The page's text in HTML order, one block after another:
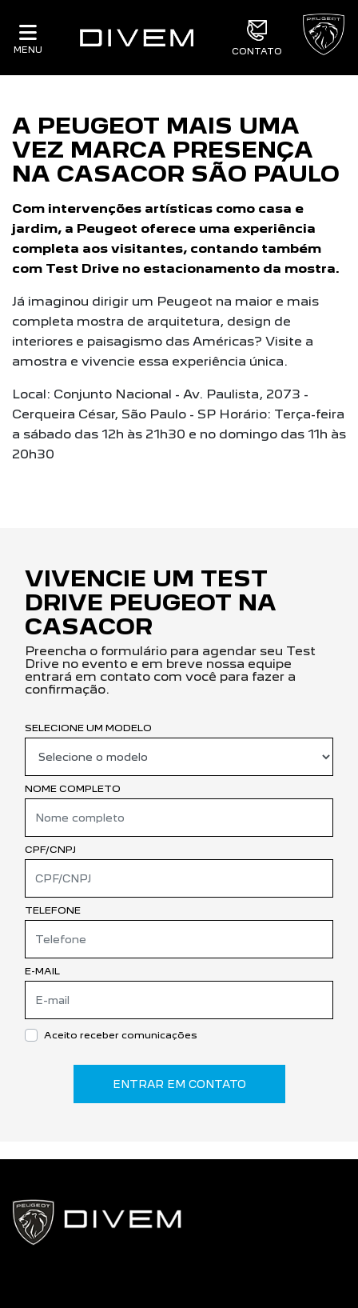
MENU CONTATO
A PEUGEOT MAIS UMA
VEZ MARCA PRESENÇA
NA CASACOR SÃO PAULO
Com intervenções artísticas como casa e
jardim, a Peugeot oferece uma experiência
completa aos visitantes, contando também
com Test Drive no estacionamento da mostra.
Já imaginou dirigir um Peugeot na maior e mais
completa mostra de arquitetura, design de
interiores e paisagismo das Américas? Visite a
amostra e vivencie essa experiência única.
Local: Conjunto Nacional - Av. Paulista, 2073 -
Cerqueira César, São Paulo - SP Horário: Terça-feira
a sábado das 12h às 21h30 e no domingo das 11h às
20h30
VIVENCIE UM TEST
DRIVE PEUGEOT NA
CASACOR
Preencha o formulário para agendar seu Test
Drive no evento e em breve nossa equipe
entrará em contato com você para fazer a
confirmação.
SELECIONE UM MODELO
NOME COMPLETO
CPF/CNPJ
TELEFONE
E-MAIL
Aceito receber comunicações
ENTRAR EM CONTATO